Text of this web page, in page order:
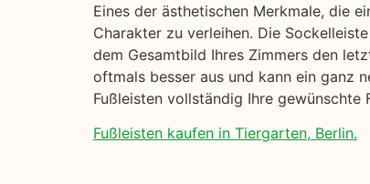
Eines der ästhetischen Merkmale, die
Charakter zu verleihen. Die
dem Gesamtbild Ihres Zimmers den
oftmals besser aus und kann ein ganz
Fußleisten vollständig Ihre gewünschte
Fußleisten kaufen in Tiergarten, Berlin.